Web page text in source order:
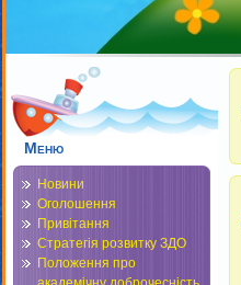
Меню
Новини
Оголошення
Привітання
Стратегія розвитку ЗДО
Положення про